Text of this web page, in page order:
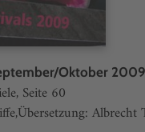
Oktober 2009
Seite 60
Albrecht